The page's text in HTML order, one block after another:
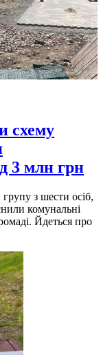
схему
3 млн грн
з шести осіб,
комунальні
Йдеться про